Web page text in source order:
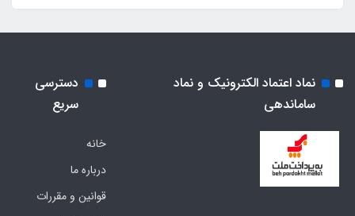
نماد اعتماد الکترونیک و نماد
ساماندهی
دسترسی
سریع
خانه
درباره ما
قوانین و مقررات